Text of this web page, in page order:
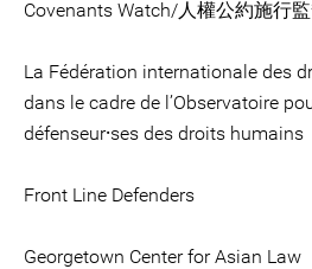
Covenants Watch/人權公約施行
La Fédération internationale des
dans le cadre de l’Observatoire
défenseur⸱ses des droits humains
Front Line Defenders
Georgetown Center for Asian Law